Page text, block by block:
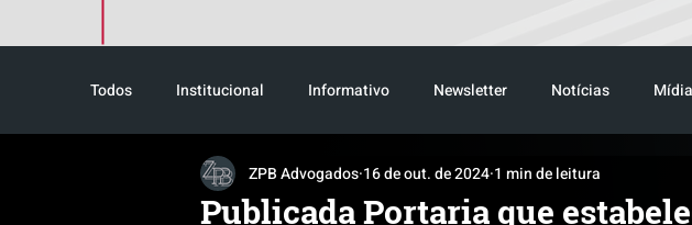
Todos Institucional Informativo Newsletter Notícias Mídia
Reconhecimento Tributário Pós-evento TRANSPORTE
Publicada Portaria que
ZPB Advogados 16 de out. de 2024 1 min de leitura